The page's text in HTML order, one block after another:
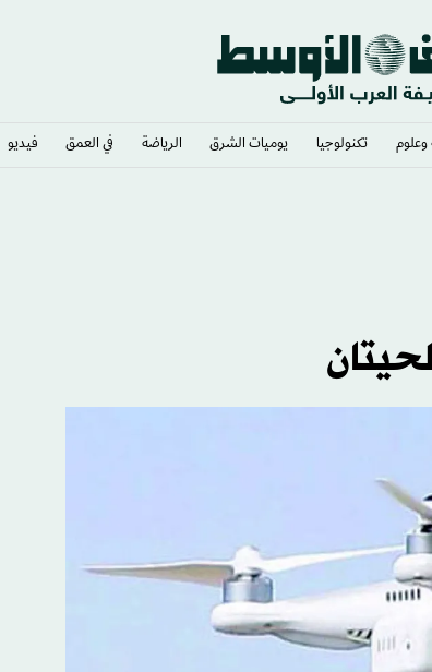
تكنولوجيا يوميات الشرق​ الرياضة في العمق فيديو